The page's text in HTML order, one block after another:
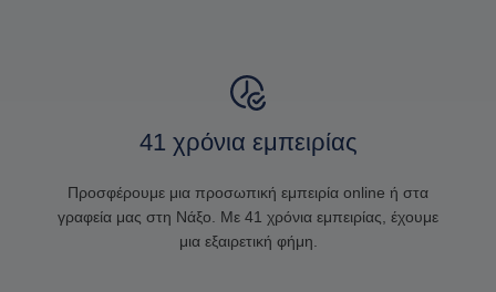
41 χρόνια εμπειρίας
Προσφέρουμε μια προσωπική εμπειρία online ή στα
γραφεία μας στη Νάξο. Με 41 χρόνια εμπειρίας, έχουμε
μια εξαιρετική φήμη.